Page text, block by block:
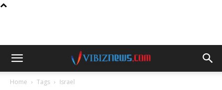
Home Tags Israel